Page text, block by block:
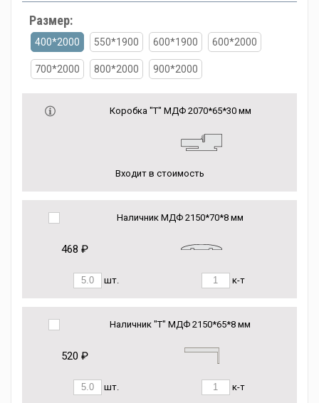
Размер:
400*2000 550*1900 600*1900 600*2000
700*2000 800*2000 900*2000
Коробка "Т" МДФ 2070*65*30 мм
Входит в стоимость
Наличник МДФ 2150*70*8 мм
468 ₽
шт. к-т
Наличник "Т" МДФ 2150*65*8 мм
520 ₽
шт. к-т